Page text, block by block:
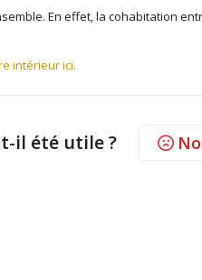
En effet, la cohabitation
intérieur ici.
il été utile ?